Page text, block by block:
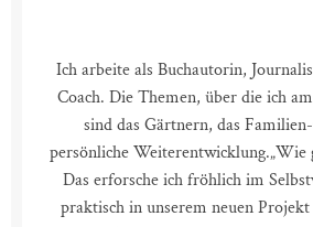
Ich arbeite als Buchautorin,
Coach. Die Themen, über die ich
sind das Gärtnern, das
persönliche Weiterentwicklung.„Wie
Das erforsche ich fröhlich im
praktisch in unserem neuen